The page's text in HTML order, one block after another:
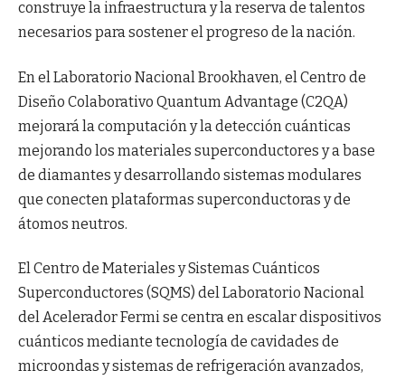
construye la infraestructura y la reserva de talentos
necesarios para sostener el progreso de la nación.
En el Laboratorio Nacional Brookhaven, el Centro de
Diseño Colaborativo Quantum Advantage (C2QA)
mejorará la computación y la detección cuánticas
mejorando los materiales superconductores y a base
de diamantes y desarrollando sistemas modulares
que conecten plataformas superconductoras y de
átomos neutros.
El Centro de Materiales y Sistemas Cuánticos
Superconductores (SQMS) del Laboratorio Nacional
del Acelerador Fermi se centra en escalar dispositivos
cuánticos mediante tecnología de cavidades de
microondas y sistemas de refrigeración avanzados,